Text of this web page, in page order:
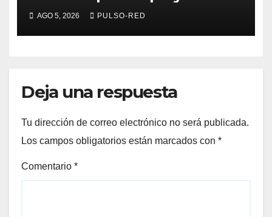
Alfonso Sánchez García
rumbo a la Coordinación
Estatal de Morena
AGO 5, 2026 PULSO-RED
Deja una respuesta
Tu dirección de correo electrónico no será publicada.
Los campos obligatorios están marcados con *
Comentario *